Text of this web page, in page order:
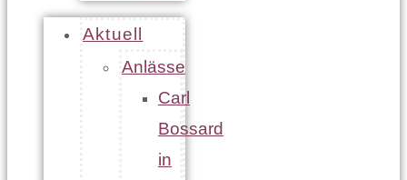
Aktuell
Anlässe
Carl
Bossard
in